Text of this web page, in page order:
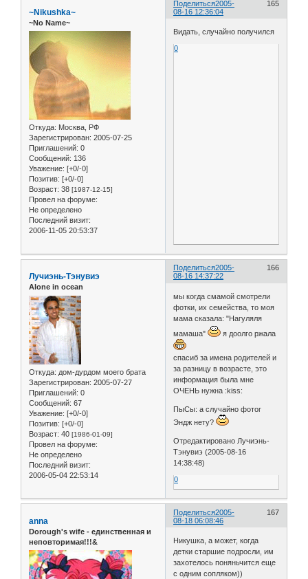
Поделиться 165
2005-
08-16 12:36:04
~Nikushka~
~No Name~
Откуда: Москва, РФ
Зарегистрирован: 2005-07-25
Приглашений: 0
Сообщений: 136
Уважение: [+0/-0]
Позитив: [+0/-0]
Возраст: 38 [1987-12-15]
Провел на форуме:
Не определено
Последний визит:
2006-11-05 20:53:37
Видать, случайно получился
0
Поделиться 166
2005-
08-16 14:37:22
Лучиэнь-Тэнувиэ
Alone in ocean
Откуда: дом-дурдом моего брата
Зарегистрирован: 2005-07-27
Приглашений: 0
Сообщений: 67
Уважение: [+0/-0]
Позитив: [+0/-0]
Возраст: 40 [1986-01-09]
Провел на форуме:
Не определено
Последний визит:
2006-05-04 22:53:14
мы когда смамой смотрели
фотки, их семейства, то моя
мама сказала: "Нагуляля
мамаша"
я доолго ржала
спасиб за имена родителей и
за разницу в возрасте, это
информация была мне
ОЧЕНЬ нужна :kiss:
ПыСы: а случайно фотог
Эндж нету?
Отредактировано Лучиэнь-
Тэнувиэ (2005-08-16
14:38:48)
0
Поделиться 167
2005-
08-18 06:08:46
anna
Dorough's wife - единственная и
неповторимая!!!&
Никушка, а может, когда
детки старшие подросли, им
захотелось поняньчится еще
с одним сопляком))